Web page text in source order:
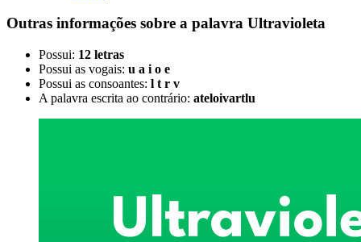
Outras informações sobre a palavra Ultravioleta
Possui: 12 letras
Possui as vogais: u a i o e
Possui as consoantes: l t r v
A palavra escrita ao contrário: ateloivartlu